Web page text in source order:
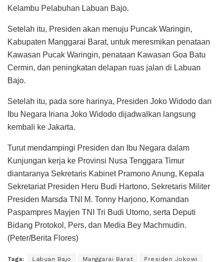
Kelambu Pelabuhan Labuan Bajo.
Setelah itu, Presiden akan menuju Puncak Waringin,
Kabupaten Manggarai Barat, untuk meresmikan penataan
Kawasan Pucak Waringin, penataan Kawasan Goa Batu
Cermin, dan peningkatan delapan ruas jalan di Labuan
Bajo.
Setelah itu, pada sore harinya, Presiden Joko Widodo dan
Ibu Negara Iriana Joko Widodo dijadwalkan langsung
kembali ke Jakarta.
Turut mendampingi Presiden dan Ibu Negara dalam
Kunjungan kerja ke Provinsi Nusa Tenggara Timur
diantaranya Sekretaris Kabinet Pramono Anung, Kepala
Sekretariat Presiden Heru Budi Hartono, Sekretaris Militer
Presiden Marsda TNI M. Tonny Harjono, Komandan
Paspampres Mayjen TNI Tri Budi Utomo, serta Deputi
Bidang Protokol, Pers, dan Media Bey Machmudin.
(Peter/Berita Flores)
Tags: Labuan Bajo Manggarai Barat Presiden Jokowi